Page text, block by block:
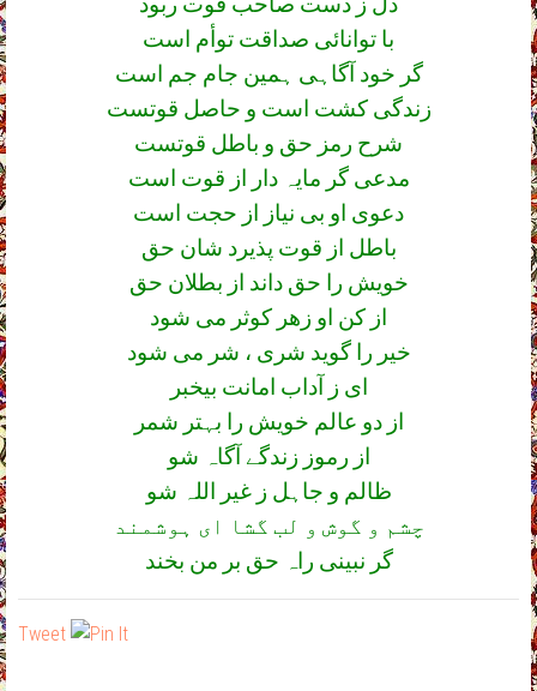
با توانائی صداقت توأم است
گر خود آگاہی ہمین جام جم است
زندگی کشت است و حاصل قوتست
شرح رمز حق و باطل قوتست
مدعی گر مایہ دار از قوت است
دعوی او بی نیاز از حجت است
باطل از قوت پذیرد شان حق
خویش را حق داند از بطلان حق
از کن او زھر کوثر می شود
خیر را گوید شری ، شر می شود
ای ز آداب امانت بیخبر
از دو عالم خویش را بہتر شمر
از رموز زندگے آگاہ شو
ظالم و جاہل ز غیر اللہ شو
چشم و گوش و لب گشا ای ہوشمند
گر نبینی راہ حق بر من بخند
Tweet